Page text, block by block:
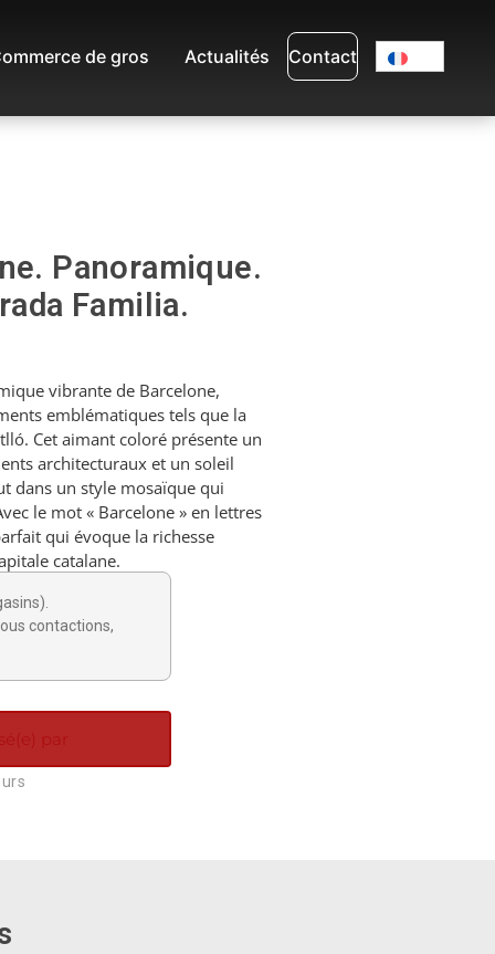
de gros Actualités Contact
Panoramique.
Familia.
vibrante de Barcelone,
emblématiques tels que la
Cet aimant coloré présente un
architecturaux et un soleil
dans un style mosaïque qui
le mot « Barcelone » en lettres
qui évoque la richesse
catalane.
contactions,
par